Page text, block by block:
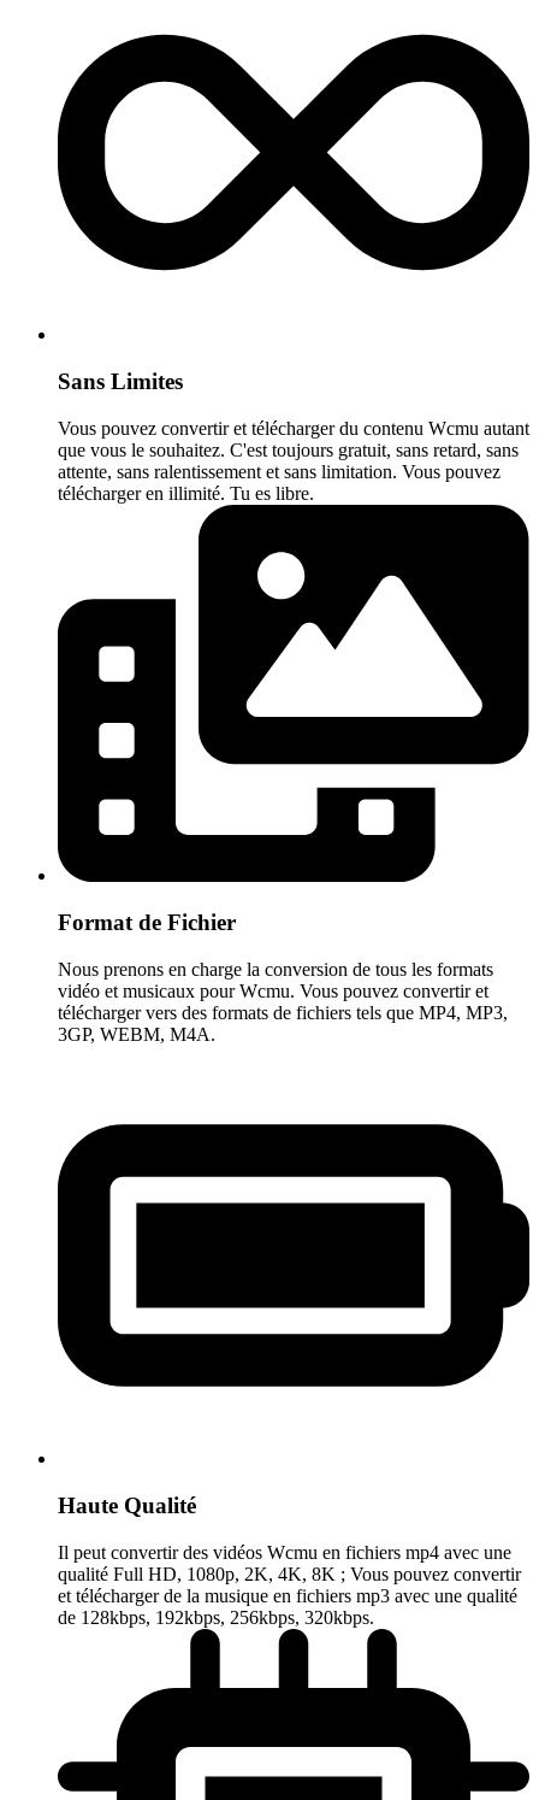
Sans Limites
Vous pouvez convertir et télécharger du contenu Wcmu autant
que vous le souhaitez. C'est toujours gratuit, sans retard, sans
attente, sans ralentissement et sans limitation. Vous pouvez
télécharger en illimité. Tu es libre.
Format de Fichier
Nous prenons en charge la conversion de tous les formats
vidéo et musicaux pour Wcmu. Vous pouvez convertir et
télécharger vers des formats de fichiers tels que MP4, MP3,
3GP, WEBM, M4A.
Haute Qualité
Il peut convertir des vidéos Wcmu en fichiers mp4 avec une
qualité Full HD, 1080p, 2K, 4K, 8K ; Vous pouvez convertir
et télécharger de la musique en fichiers mp3 avec une qualité
de 128kbps, 192kbps, 256kbps, 320kbps.